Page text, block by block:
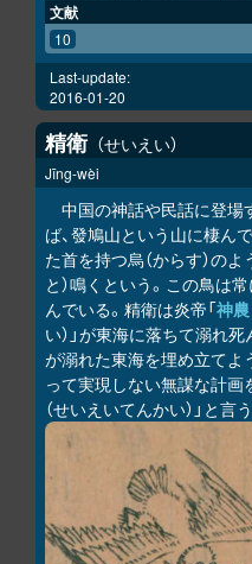
LINK
文献
10
Last-update:
2016-01-20
精衛 せいえい
Jīng-wèi
中国の神話や民話に登場
ば、發鳩山という山に棲ん
た首を持つ烏（からす）の
と）鳴くという。この鳥は
んでいる。精衛は炎帝「神農
い）」が東海に落ちて溺れ
が溺れた東海を埋め立てよ
って実現しない無謀な計画
（せいえいてんかい）」と言う